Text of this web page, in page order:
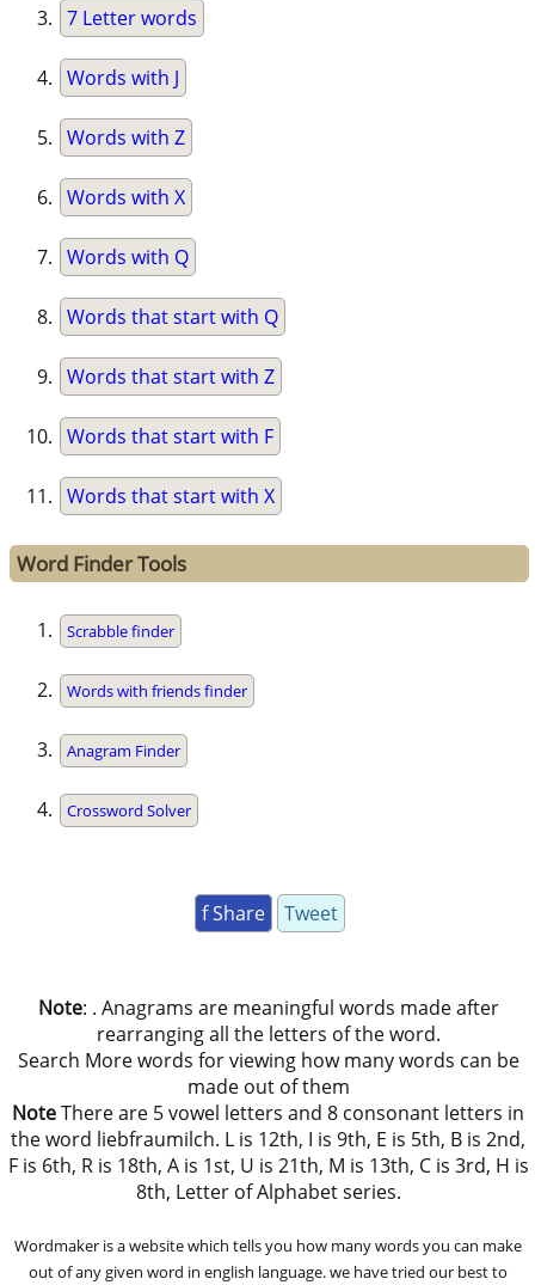
7 Letter words
Words with J
Words with Z
Words with X
Words with Q
Words that start with Q
Words that start with Z
Words that start with F
Words that start with X
Word Finder Tools
Scrabble finder
Words with friends finder
Anagram Finder
Crossword Solver
f Share Tweet
Note: . Anagrams are meaningful words made after
rearranging all the letters of the word.
Search More words for viewing how many words can be
made out of them
NoteThere are 5 vowel letters and 8 consonant letters in
the word liebfraumilch. L is 12th, I is 9th, E is 5th, B is 2nd,
F is 6th, R is 18th, A is 1st, U is 21th, M is 13th, C is 3rd, H is
8th, Letter of Alphabet series.
Wordmaker is a website which tells you how many words you can make
out of any given word in english language. we have tried our best to